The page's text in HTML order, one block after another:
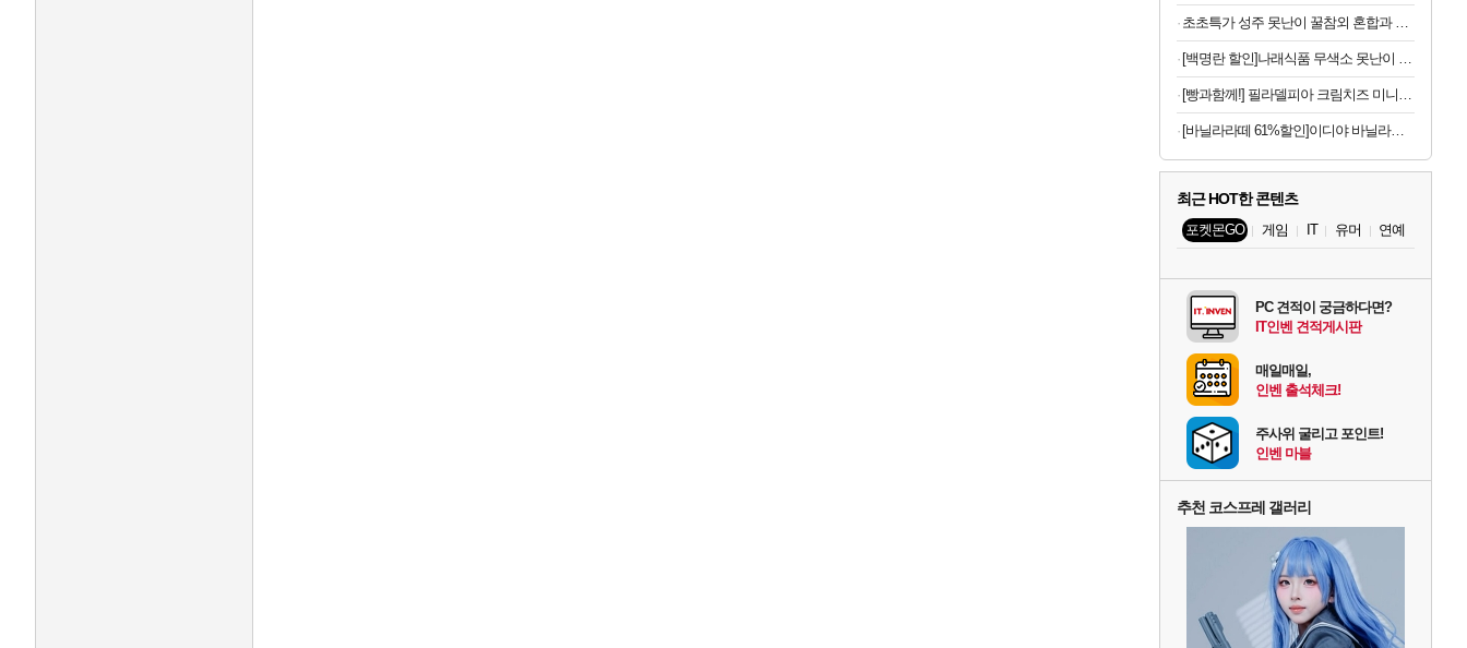
초초특가 성주 못난이 꿀참외 혼합과 외 대과 1+1
[백명란 할인]나래식품 무색소 못난이 백명란젓 파지, 300g, 1개
[빵과함께!] 필라델피아 크림치즈 미니, 41g, 16개
[바닐라라떼 61%할인]이디야 바닐라라떼, 500ml, 12개
최근 HOT한 콘텐츠
포켓몬GO 게임 IT 유머 연예
PC 견적이 궁금하다면?
IT인벤 견적게시판
매일매일,
인벤 출석체크!
주사위 굴리고 포인트!
인벤 마블
추천 코스프레 갤러리